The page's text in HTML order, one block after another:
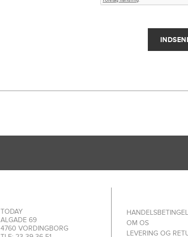
TODAY
ALGADE 69
4760 VORDINGBORG
OM OS
LEVERING OG